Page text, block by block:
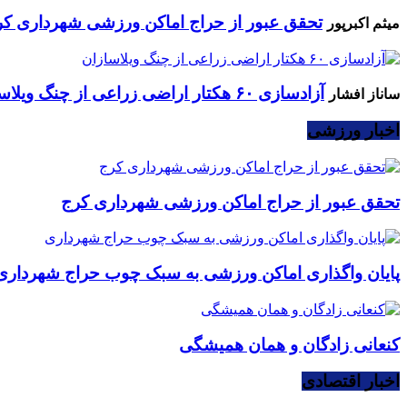
میثم اکبرپور تحقق عبور از حراج اماکن ورزشی شهرداری
ساناز افشار
آزادسازی ۶۰ هکتار اراضی زراعی از چنگ ویلاسازان
اخبار ورزشی
تحقق عبور از حراج اماکن ورزشی شهرداری کرج
پایان واگذاری اماکن ورزشی به سبک چوب حراج
کنعانی زادگان و همان همیشگی
اخبار اقتصادی